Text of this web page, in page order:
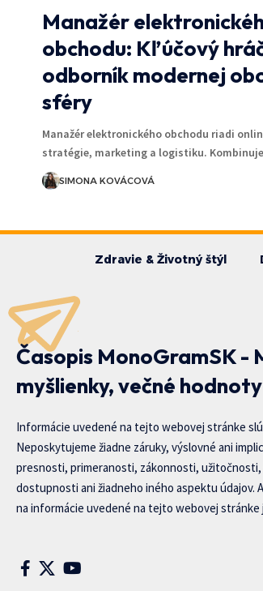
Manažér
obchodu: Kľúčový
odborník modernej
sféry
Manažér elektronického obchodu riadi
stratégie, marketing a logistiku.
SIMONA KOVÁCOVÁ
Zdravie & Životný štýl
Časopis MonoGramSK -
myšlienky, večné hodnoty
Informácie uvedené na tejto webovej stránke
Neposkytujeme žiadne záruky, výslovné ani
presnosti, primeranosti, zákonnosti,
dostupnosti ani žiadneho iného aspektu údajov.
na informácie uvedené na tejto webovej stránke